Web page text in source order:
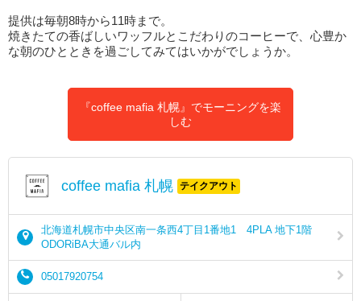
提供は毎朝8時から11時まで。
焼きたての香ばしいワッフルとこだわりのコーヒーで、心豊か
な朝のひとときを過ごしてみてはいかがでしょうか。
『coffee mafia 札幌』でモーニングを楽
しむ
coffee mafia 札幌 テイクアウト
北海道札幌市中央区南一条西4丁目1番地1 4PLA 地下1階
ODORiBA大通バル内
05017920754